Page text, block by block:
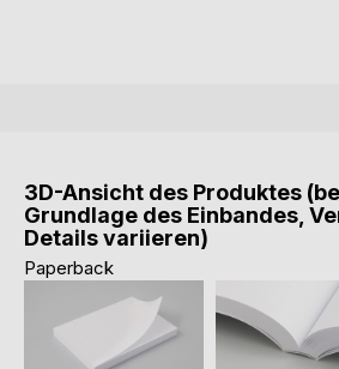
3D-Ansicht des Produktes
Grundlage des Einbandes,
Details variieren)
Paperback